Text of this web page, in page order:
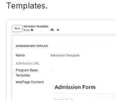
Templates.